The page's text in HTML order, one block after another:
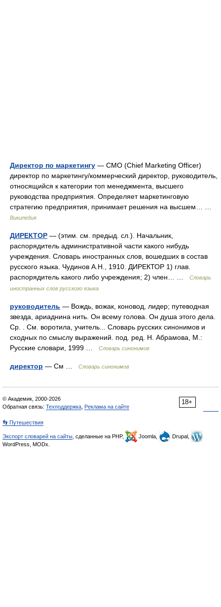
Директор по маркетингу — CMO (Chief Marketing Officer)
директор по маркетингу/коммерческий директор, руководитель,
относящийся к категории топ менеджмента, высшего
руководства предприятия. Определяет маркетинговую
стратегию предприятия, принимает решения на высшем… …
Википедия
ДИРЕКТОР — (этим. см. предыд. сл.). Начальник,
распорядитель административной части какого нибудь
учреждения. Словарь иностранных слов, вошедших в состав
русского языка. Чудинов А.Н., 1910. ДИРЕКТОР 1) глав.
распорядитель какого либо учреждения; 2) член… …
Словарь
иностранных слов русского языка
руководитель — Вождь, вожак, коновод, лидер; путеводная
звезда, ариаднина нить. Он всему голова. Он душа этого дела.
Ср. . См. воротила, учитель... Словарь русских синонимов и
сходных по смыслу выражений. под. ред. Н. Абрамова, М.:
Русские словари, 1999 …
Словарь синонимов
директор — См … Словарь синонимов
18+
© Академик, 2000-2026
Обратная связь: Техподдержка Реклама на сайте
👣 Путешествия
Экспорт словарей на сайты , сделанные на PHP, Joomla,
Drupal,
WordPress, MODx.